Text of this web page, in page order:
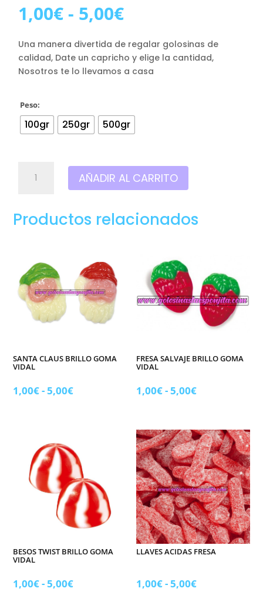
1,00€ - 5,00€Rango
precios:
desde
1,00€
hasta
Una manera divertida de regalar golosinas de
calidad, Date un capricho y elige la cantidad,
Nosotros te lo llevamos a casa
Peso:
100gr 250gr 500gr
picantes
cantidad
AÑADIR AL CARRITO
Productos relacionados
SANTA CLAUS BRILLO GOMA
VIDAL
1,00€-5,00€Rango
1,00€
hasta
5,00€
FRESA SALVAJE BRILLO GOMA
VIDAL
1,00€-5,00€Rango
desde
1,00€
hasta
5,00€
BESOS TWIST BRILLO GOMA
VIDAL
1,00€-5,00€Rango
LLAVES ACIDAS FRESA
1,00€-5,00€Rango